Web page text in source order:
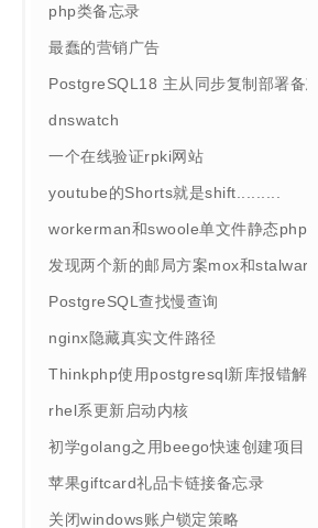
php类备忘录
最蠢的营销广告
PostgreSQL18 主从同步复制部署备
dnswatch
一个在线验证rpki网站
youtube的Shorts就是shift.........
workerman和swoole单文件静态php
发现两个新的邮局方案mox和stalwart
PostgreSQL查找慢查询
nginx隐藏真实文件路径
Thinkphp使用postgresql新库报错解
rhel系更新启动内核
初学golang之用beego快速创建项目
苹果giftcard礼品卡链接备忘录
关闭windows账户锁定策略